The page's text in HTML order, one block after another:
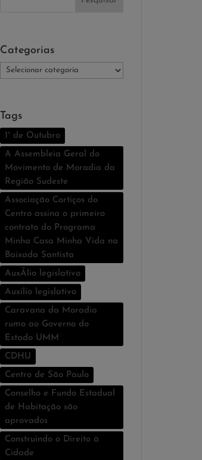
Categorias
Categorias
Tags
1° de Outubro
A Assembleia Geral do
Movimento de Moradia da
Região Sudeste
Associação Cortiços do
Centro assina o primeiro
contrato do Programa
Minha Casa Minha Vida na
Baixada Santista
AuxÃ­lio legislativo
Auxí­lio legislativo
Caravana da Moradia
rumo ao Governo do
Estado UMM
CDHU
Centro de São Paulo
Conselho e Fundo Estadual
de Habitação são
aprovados
Construindo o Direito à
Cidade